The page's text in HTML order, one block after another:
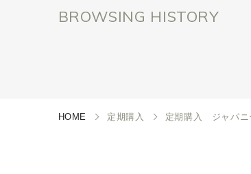
BROWSING HISTORY
HOME 定期購入 定期購入 ジャパニ